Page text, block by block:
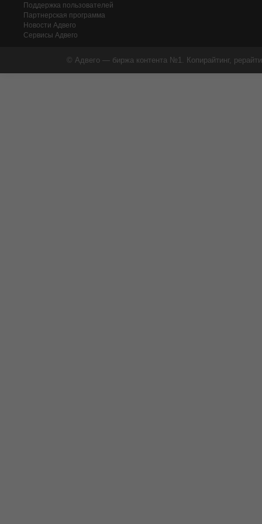
Поддержка пользователей
Партнерская программа
Новости Адвего
Сервисы Адвего
© Адвего — биржа контента №1. Копирайтинг,